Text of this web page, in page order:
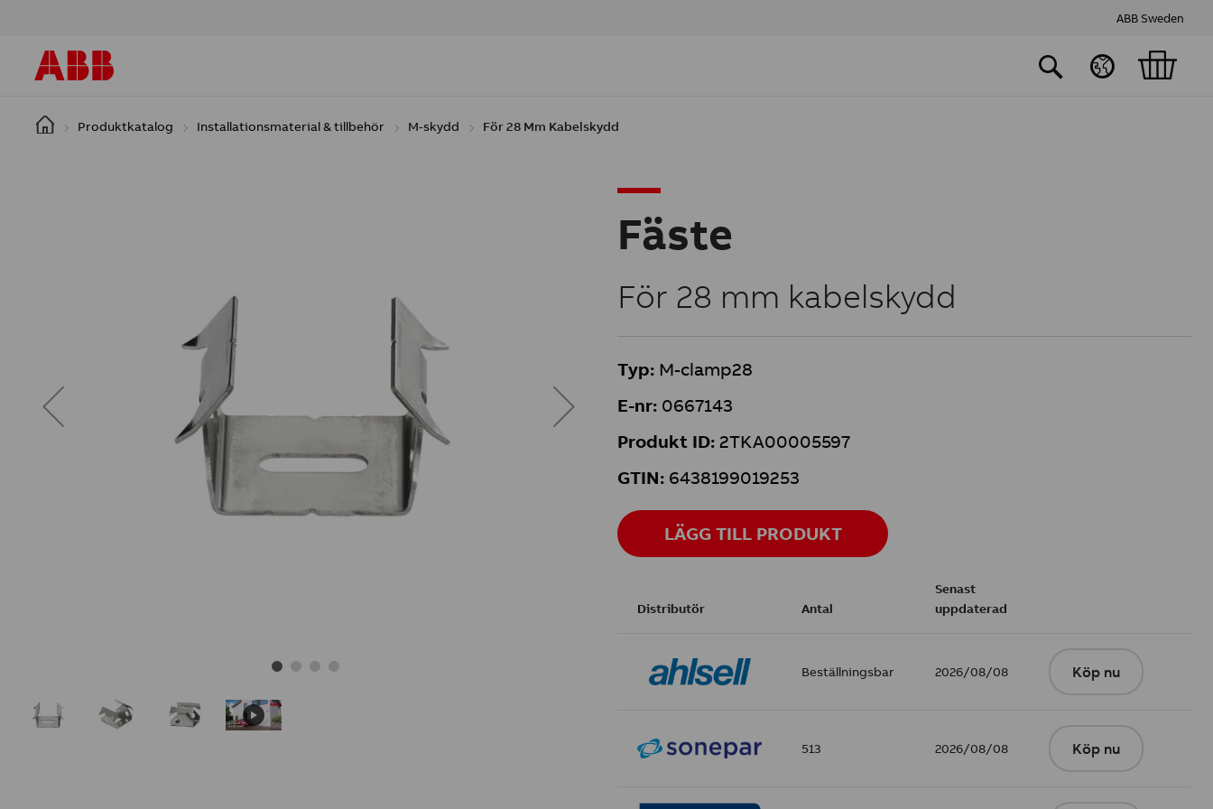
ABB Sweden
Produktkatalog Installationsmaterial & tillbehör M-skydd För 28 Mm Kabelskydd
Fäste
För 28 mm kabelskydd
Typ: M-clamp28
E-nr: 0667143
Produkt ID: 2TKA00005597
GTIN: 6438199019253
LÄGG TILL PRODUKT
Distributör Antal
Senast
uppdaterad
Beställningsbar 2026/08/08 Köp nu
513 2026/08/08 Köp nu